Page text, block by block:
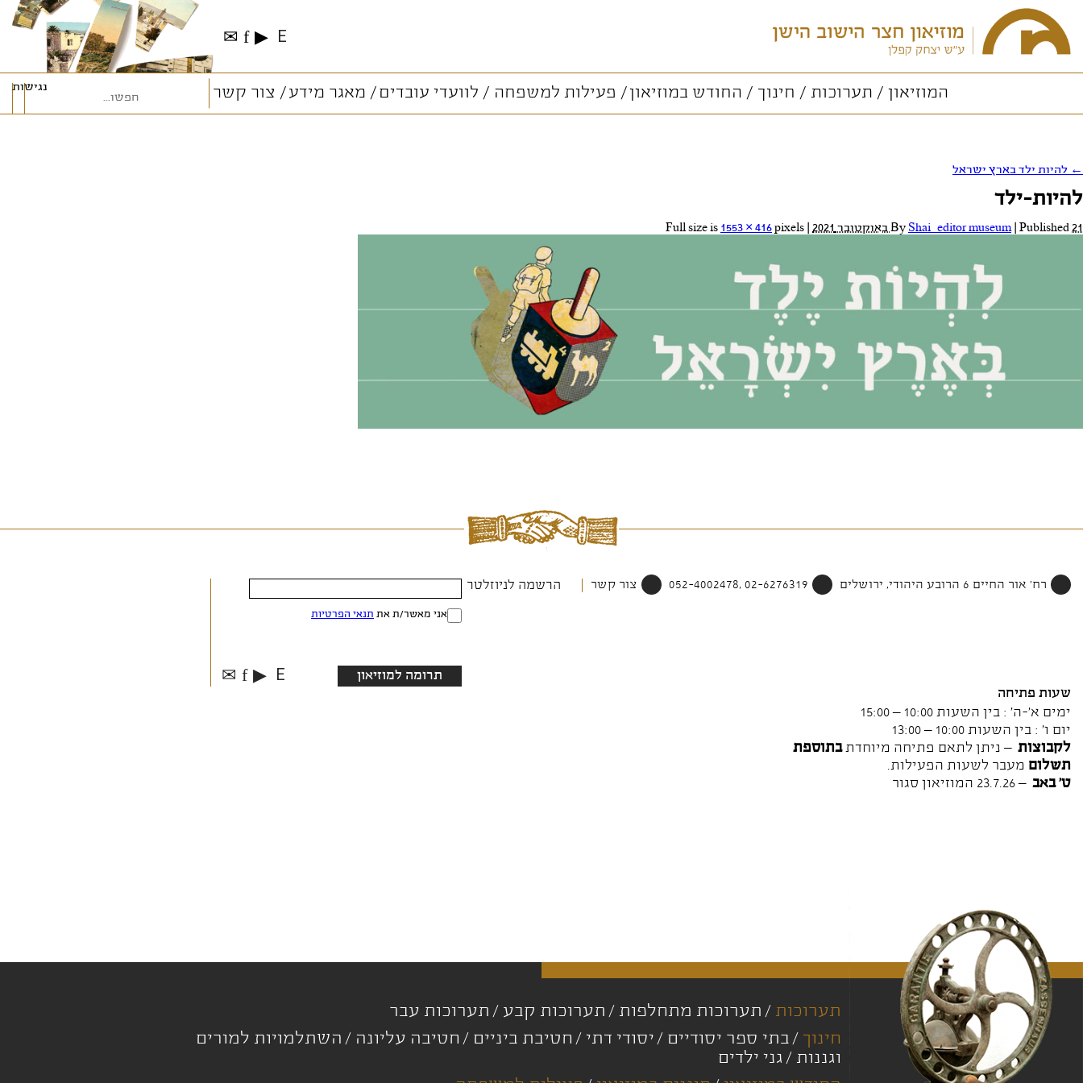
E
▶
f
✉
המוזיאון תערוכות חינוך החודש במוזיאון פעילות למשפחה לוועדי עובדים מאגר מידע צור קשר נגישות
← להיות ילד בארץ ישראל
להיות-ילד
By Shai_editor museum Published21 באוקטובר 2021 1553 × 416pixels
רח' אור החיים 6 הרובע היהודי, ירושלים 02-6276319 ,052-4002478 צור קשר הרשמה לניוזלטר
אני מאשר/ת את תנאי הפרטיות
תרומה למוזיאון E
▶
f
✉
שעות פתיחה
ימים א'-ה' : בין השעות 10:00 – 15:00
יום ו' : בין השעות 10:00 – 13:00
לקבוצות – ניתן לתאם פתיחה מיוחדתבתוספת
תשלום מעבר לשעות הפעילות.
ט' באב– 23.7.26 המוזיאון סגור
תערוכות תערוכות מתחלפות תערוכות קבע
תערוכות עבר
חינוך
בתי ספר יסודיים יסודי דתי חטיבת ביניים חטיבה עליונה
השתלמויות למורים
וגננות
גני ילדים